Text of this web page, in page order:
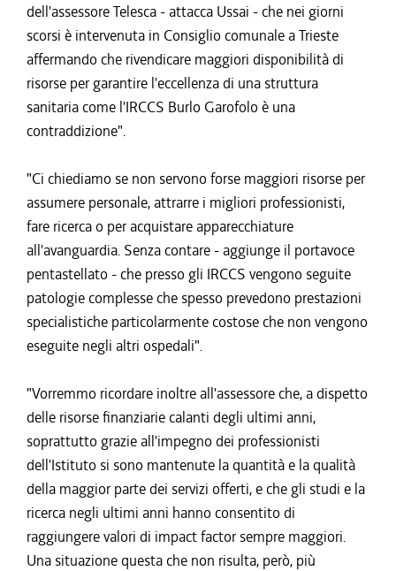
dell'assessore Telesca - attacca Ussai - che nei giorni
scorsi è intervenuta in Consiglio comunale a Trieste
affermando che rivendicare maggiori disponibilità di
risorse per garantire l'eccellenza di una struttura
sanitaria come l'IRCCS Burlo Garofolo è una
contraddizione".
"Ci chiediamo se non servono forse maggiori risorse per
assumere personale, attrarre i migliori professionisti,
fare ricerca o per acquistare apparecchiature
all'avanguardia. Senza contare - aggiunge il portavoce
pentastellato - che presso gli IRCCS vengono seguite
patologie complesse che spesso prevedono prestazioni
specialistiche particolarmente costose che non vengono
eseguite negli altri ospedali".
"Vorremmo ricordare inoltre all'assessore che, a dispetto
delle risorse finanziarie calanti degli ultimi anni,
soprattutto grazie all'impegno dei professionisti
dell'Istituto si sono mantenute la quantità e la qualità
della maggior parte dei servizi offerti, e che gli studi e la
ricerca negli ultimi anni hanno consentito di
raggiungere valori di impact factor sempre maggiori.
Una situazione questa che non risulta, però, più